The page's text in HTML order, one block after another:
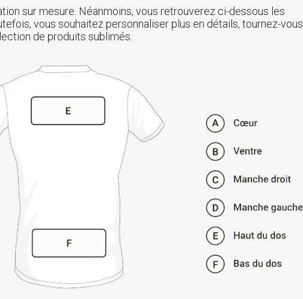
sur mesure. Néanmoins, vous retrouverez ci-dessous les
vous souhaitez personnaliser plus en détails, tournez-vous
de produits sublimés.